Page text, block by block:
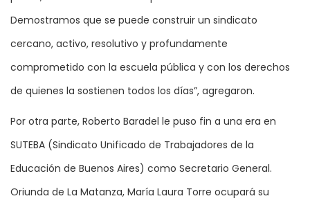
Demostramos que se puede construir un sindicato
cercano, activo, resolutivo y profundamente
comprometido con la escuela pública y con los derechos
de quienes la sostienen todos los días”, agregaron.
Por otra parte, Roberto Baradel le puso fin a una era en
SUTEBA (Sindicato Unificado de Trabajadores de la
Educación de Buenos Aires) como Secretario General.
Oriunda de La Matanza, María Laura Torre ocupará su